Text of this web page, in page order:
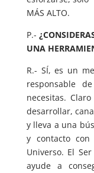
MÁS ALTO.
P.-
UNA
R.- SÍ, es un
responsable
necesitas.
desarrollar,
y lleva a una
y contacto
Universo. El
ayude a